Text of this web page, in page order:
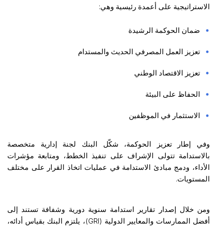
الاستراتيجية على أعمدة رئيسية وهي:
ضمان الحوكمة الرشيدة
تعزيز العمل المصرفي الحديث والمستدام
تعزيز الاقتصاد الوطني
الحفاظ على البيئة
الاستثمار في الموظفين
وفي إطار تعزيز الحوكمة، شكّل البنك لجنة إدارية متخصصة
بالاستدامة تتولى الإشراف على تنفيذ الخطط، ومتابعة مؤشرات
الأداء، ودمج مبادئ الاستدامة في عمليات اتخاذ القرار على مختلف
المستويات.
ومن خلال إصدار تقارير استدامة سنوية دورية وشفافة تستند إلى
أفضل الممارسات والمعايير الدولية (GRI)، يلتزم البنك بقياس أدائه،